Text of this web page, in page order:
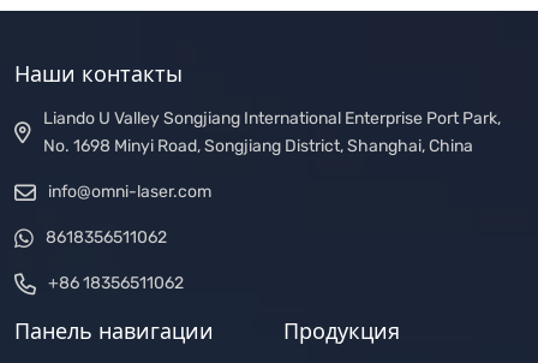
Наши контакты
Liando U Valley Songjiang International Enterprise Port Park,
No. 1698 Minyi Road, Songjiang District, Shanghai, China
info@omni-laser.com
8618356511062
+86 18356511062
Панель навигации Продукция